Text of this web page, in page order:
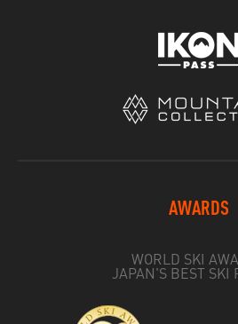
AWARDS
WORLD SKI
JAPAN'S BEST SKI